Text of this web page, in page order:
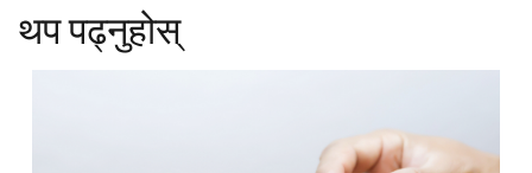
थप पढ्नुहोस्